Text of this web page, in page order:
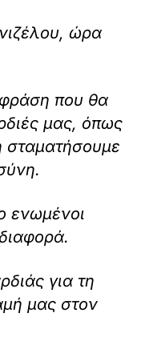
ώρα
που θα
μας, όπως
σταματήσουμε
ενωμένοι
για τη
μας στον